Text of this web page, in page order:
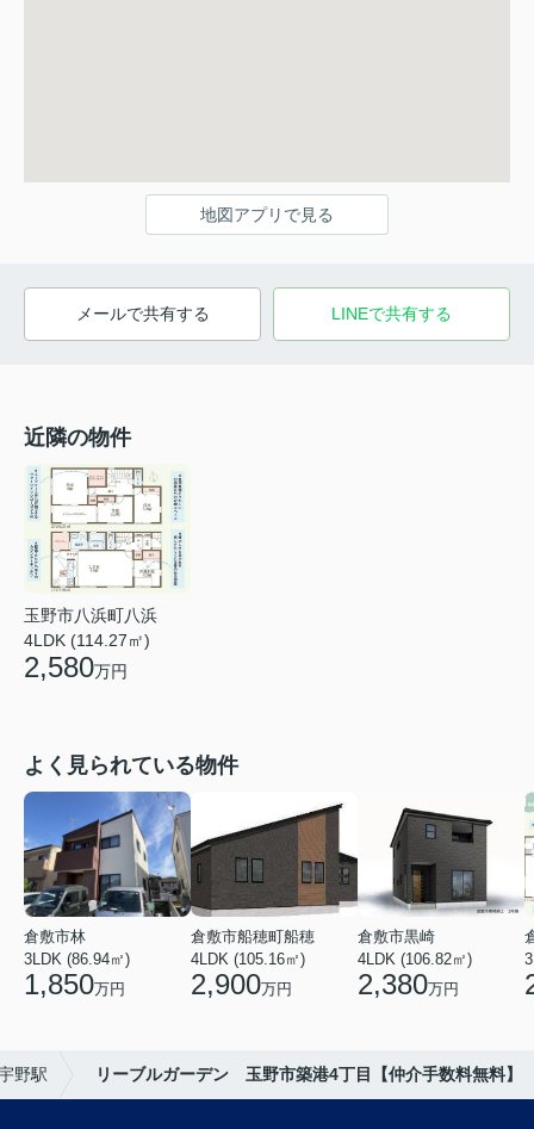
地図アプリで見る
メールで共有する LINEで共有する
近隣の物件
玉野市八浜町八浜
4LDK (114.27㎡)
2,580万円
よく見られている物件
倉敷市林
3LDK (86.94㎡)
1,850万円
倉敷市船穂町船穂
4LDK (105.16㎡)
2,900万円
倉敷市黒崎
4LDK (106.82㎡)
2,380万円
野駅 リーブルガーデン 玉野市築港4丁目【仲介手数料無料】